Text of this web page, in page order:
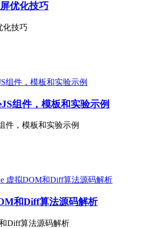
优化技巧
化技巧
组件，模板和实验示例
件，模板和实验示例
和Diff算法源码解析
Diff算法源码解析